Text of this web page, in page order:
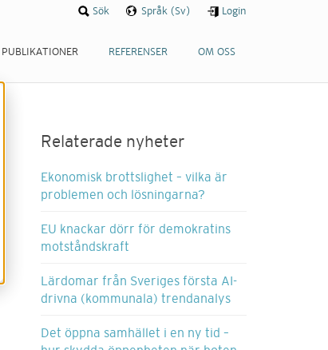
PUBLIKATIONER REFERENSER OM OSS
Sök Språk (Sv) Login
Relaterade nyheter
Ekonomisk brottslighet – vilka är
problemen och lösningarna?
EU knackar dörr för demokratins
motståndskraft
Lärdomar från Sveriges första AI-
drivna (kommunala) trendanalys
Det öppna samhället i en ny tid –